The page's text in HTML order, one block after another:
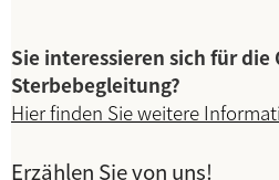
Sie interessieren sich für
Sterbebegleitung?
Hier finden Sie weitere
Erzählen Sie von uns!